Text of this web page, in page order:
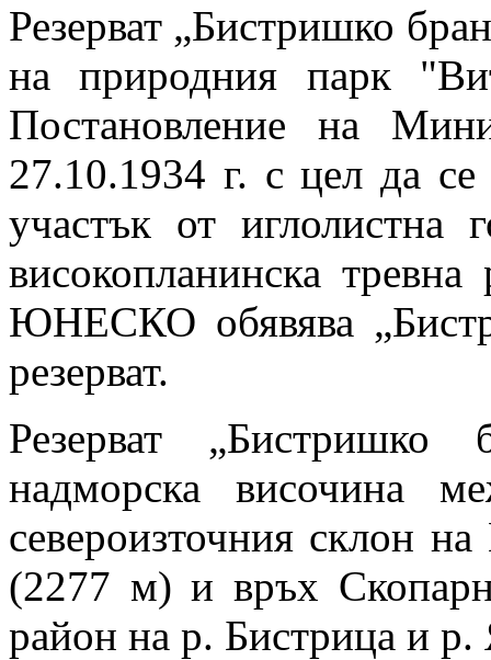
Резерват „Бистришко
на природния парк
Постановление на
27.10.1934 г. с цел да
участък от иглолистна
високопланинска
ЮНЕСКО обявява
резерват.
Резерват
надморска височина
североизточния склон
(2277 м) и връх
район на р. Бистрица и р.